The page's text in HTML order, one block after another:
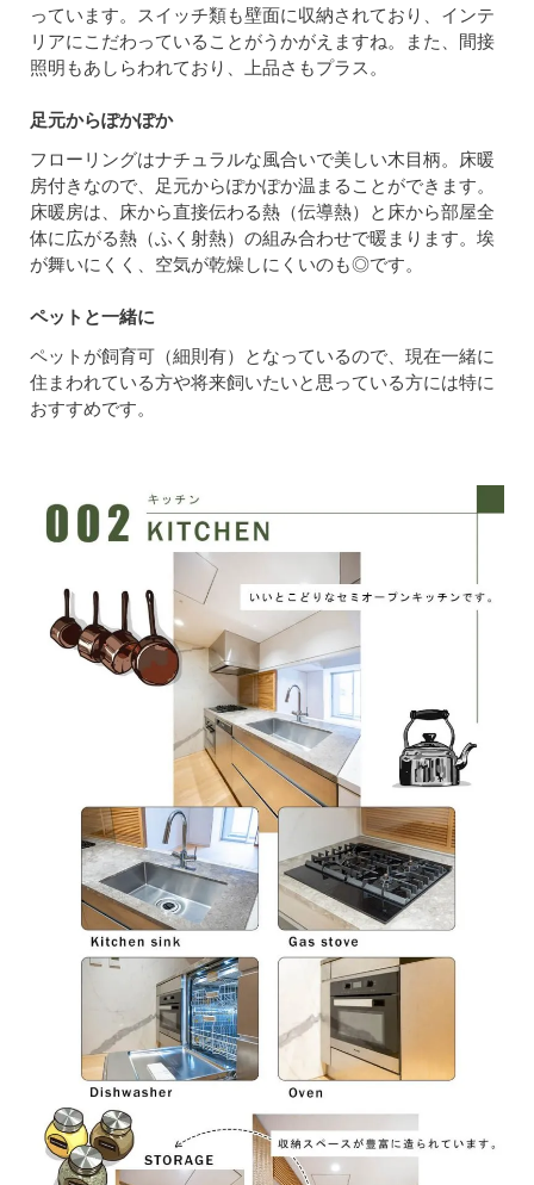
っています。スイッチ類も壁面に収納されており、インテ
リアにこだわっていることがうかがえますね。また、間接
照明もあしらわれており、上品さもプラス。
足元からぽかぽか
フローリングはナチュラルな風合いで美しい木目柄。床暖
房付きなので、足元からぽかぽか温まることができます。
床暖房は、床から直接伝わる熱（伝導熱）と床から部屋全
体に広がる熱（ふく射熱）の組み合わせで暖まります。埃
が舞いにくく、空気が乾燥しにくいのも◎です。
ペットと一緒に
ペットが飼育可（細則有）となっているので、現在一緒に
住まわれている方や将来飼いたいと思っている方には特に
おすすめです。